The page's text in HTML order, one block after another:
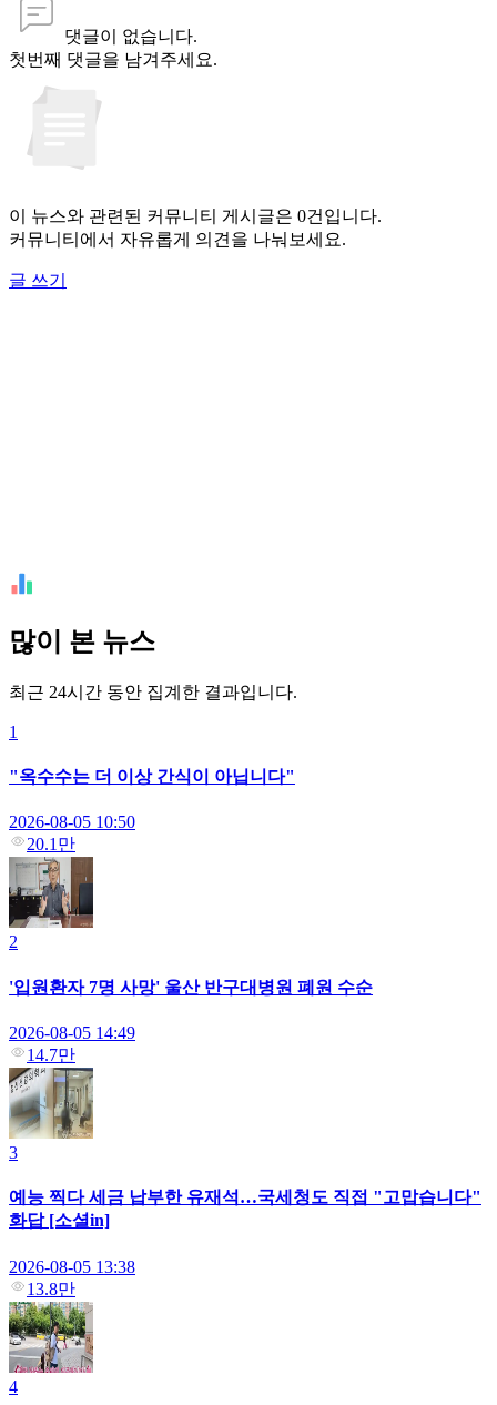
댓글이 없습니다.
첫번째 댓글을 남겨주세요.
이 뉴스와 관련된 커뮤니티 게시글은 0건입니다.
커뮤니티에서 자유롭게 의견을 나눠보세요.
글 쓰기
많이 본 뉴스
최근 24시간 동안 집계한 결과입니다.
1
"옥수수는 더 이상 간식이 아닙니다"
2026-08-05 10:50
20.1만
2
'입원환자 7명 사망' 울산 반구대병원 폐원 수순
2026-08-05 14:49
14.7만
3
예능 찍다 세금 납부한 유재석…국세청도 직접 "고맙습니다"
화답 [소셜in]
2026-08-05 13:38
13.8만
4